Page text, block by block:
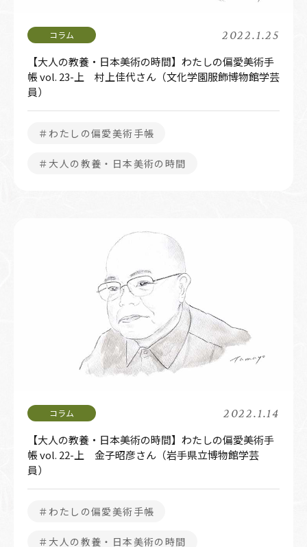
2022.1.25
【大人の教養・日本美術の時間】わたしの偏愛美術手
帳 vol. 23-上 村上佳代さん（文化学園服飾博物館学芸
員）
＃わたしの偏愛美術手帳
＃大人の教養・日本美術の時間
2022.1.14
【大人の教養・日本美術の時間】わたしの偏愛美術手
帳 vol. 22-上 金子昭彦さん（岩手県立博物館学芸
員）
＃わたしの偏愛美術手帳
＃大人の教養・日本美術の時間